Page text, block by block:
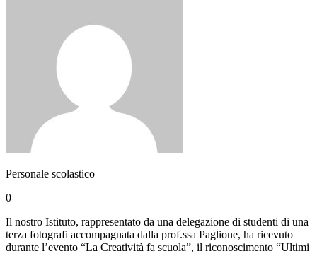
Personale scolastico
0
Il nostro Istituto, rappresentato da una delegazione di studenti di una
terza fotografi accompagnata dalla prof.ssa Paglione, ha ricevuto
durante l’evento “La Creatività fa scuola”, il riconoscimento “Ultimi